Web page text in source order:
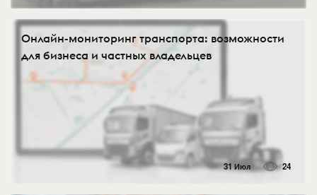
Онлайн-мониторинг транспорта: возможности
для бизнеса и частных владельцев
31 Июл 24